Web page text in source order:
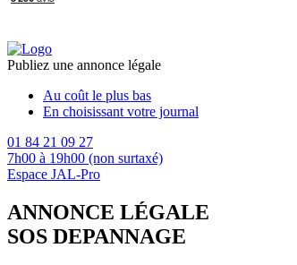
Publiez une annonce légale
Au coût le plus bas
En choisissant votre journal
01 84 21 09 27
7h00 à 19h00 (non surtaxé)
Espace JAL-Pro
ANNONCE LÉGALE
SOS DEPANNAGE